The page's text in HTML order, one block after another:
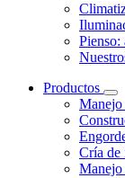
Pienso:
Productos
Manejo
Cría de
Manejo